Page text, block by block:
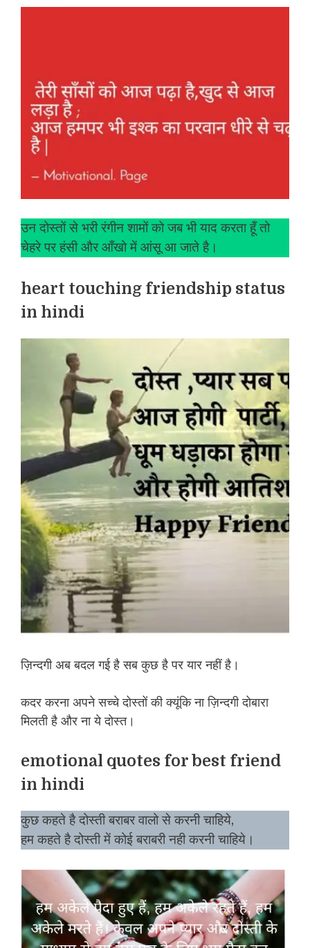
उन दोस्तों से भरी रंगीन शामों को जब भी याद करता हूँ तो
चेहरे पर हंसी और आँखो में आंसू आ जाते है।
heart touching friendship status
in hindi
ज़िन्दगी अब बदल गई है सब कुछ है पर यार नहीं है।
कदर करना अपने सच्चे दोस्तों की क्यूंकि ना ज़िन्दगी दोबारा
मिलती है और ना ये दोस्त।
emotional quotes for best friend
in hindi
कुछ कहते है दोस्ती बराबर वालो से करनी चाहिये,
हम कहते है दोस्ती में कोई बराबरी नही करनी चाहिये।